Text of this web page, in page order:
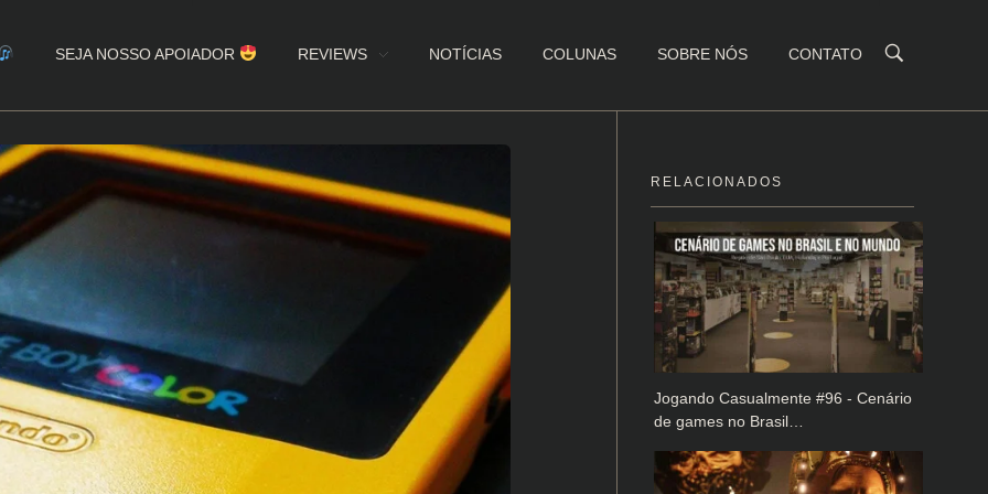
SEJA NOSSO APOIADOR REVIEWS NOTÍCIAS COLUNAS SOBRE NÓS CONTATO
RELACIONADOS
Jogando Casualmente #96 - Cenário
de games no Brasil…